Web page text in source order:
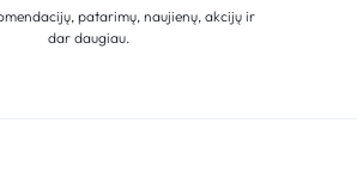
patarimų, naujienų, akcijų ir
dar daugiau.